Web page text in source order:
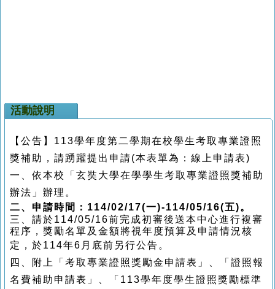
活動說明
【公告】113學年度第二學期在校學生考取專業證照
獎補助，請踴躍提出申請(本表單為：線上申請表)
一、依本校「玄奘大學在學學生考取專業證照獎補助
辦法」辦理。
二、申請時間： 114/02/17(一)-114/05/16(五)。
三、 請於114/05/16前完成初審後送本中心進行複審
程序，獎勵名單及金額將視年度預算及申請情況核
定，於114年6 月底前另行公告。
四、附上「考取專業證照獎勵金申請表」、「證照報
名費補助申請表」、「113學年度學生證照獎勵標準